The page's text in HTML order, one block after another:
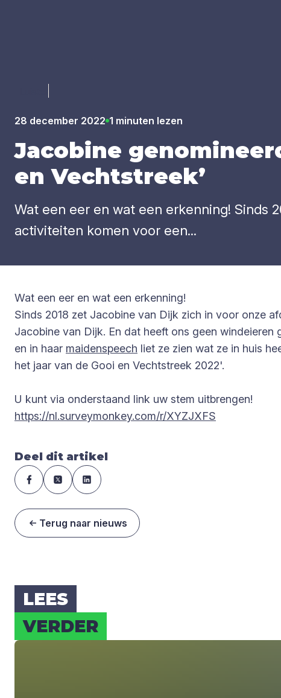
28 december 2022 1 minuten lezen
Jaco­bi­ne
en Vecht­streek’
Wat een eer en wat een erkenning! Sinds
activiteiten komen voor een...
Wat een eer en wat een erkenning!
Sinds 2018 zet Jacobine van Dijk zich in voor onze
Jacobine van Dijk. En dat heeft ons geen
en in haar maidenspeech liet ze zien wat ze in huis
het jaar van de Gooi en Vechtstreek 2022'.
U kunt via onderstaand link uw stem uitbrengen!
https://nl.surveymonkey.com/r/XYZJXFS
Deel dit artikel
Terug naar nieuws
LEES
VER­DER